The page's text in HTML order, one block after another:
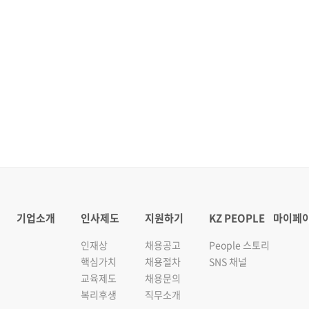
기업소개 인사제도
인재상
핵심가치
교육제도
복리후생
지원하기
채용공고
채용절차
채용문의
직무소개
KZ PEOPLE
People 스토리
SNS 채널
마이페